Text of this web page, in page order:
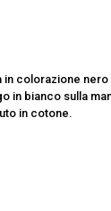
in colorazione
in bianco sulla
in cotone.